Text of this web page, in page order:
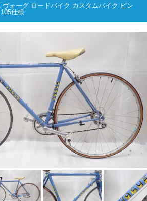
ヴォーグ ロードバイク カスタムバイク ビン
仕様